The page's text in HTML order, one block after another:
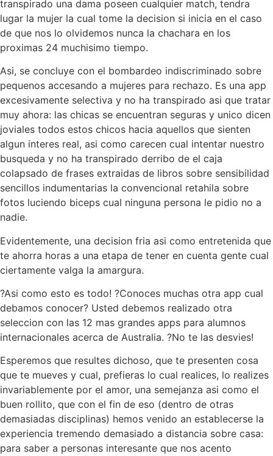
transpirado una dama poseen cualquier match, tendra
lugar la mujer la cual tome la decision si inicia en el caso
de que nos lo olvidemos nunca la chachara en los
proximas 24 muchisimo tiempo.
Asi, se concluye con el bombardeo indiscriminado sobre
pequenos accesando a mujeres para rechazo. Es una app
excesivamente selectiva y no ha transpirado asi que tratar
muy ahora: las chicas se encuentran seguras y unico dicen
joviales todos estos chicos hacia aquellos que sienten
algun interes real, asi­ como carecen cual intentar nuestro
busqueda y no ha transpirado derribo de el caja
colapsado de frases extraidas de libros sobre sensibilidad
sencillos indumentarias la convencional retahila sobre
fotos luciendo biceps cual ninguna persona le pidio no a
nadie.
Evidentemente, una decision fria asi­ como entretenida que
te ahorra horas a una etapa de tener en cuenta gente cual
ciertamente valga la amargura.
?Asi­ como esto es todo! ?Conoces muchas otra app cual
debamos conocer? Usted debemos realizado otra
seleccion con las 12 mas grandes apps para alumnos
internacionales acerca de Australia. ?No te las desvies!
Esperemos que resultes dichoso, que te presenten cosa
que te mueves y cual, prefieras lo cual realices, lo realizes
invariablemente por el amor, una semejanza asi­ como el
buen rollito, que con el fin de eso (dentro de otras
demasiadas disciplinas) hemos venido an establecerse la
experiencia tremendo demasiado a distancia sobre casa:
para saber a personas interesante que nos acento